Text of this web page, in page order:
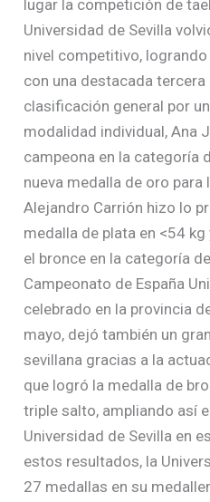
lugar la competición de
Universidad de Sevilla
nivel competitivo,
con una destacada
clasificación general por
modalidad individual, Ana
campeona en la categoría
nueva medalla de oro para
Alejandro Carrión hizo lo
medalla de plata en <54
el bronce en la categoría
Campeonato de España
celebrado en la provincia
mayo, dejó también un
sevillana gracias a la
que logró la medalla de
triple salto, ampliando así
Universidad de Sevilla en
estos resultados, la
27 medallas en su